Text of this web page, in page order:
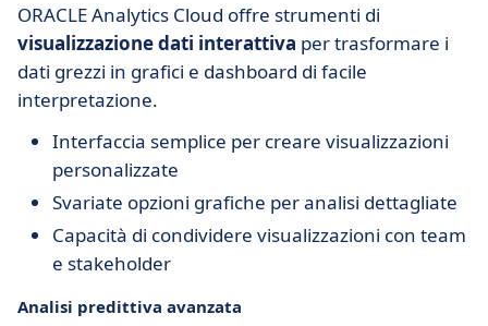
ORACLE Analytics Cloud offre strumenti di
visualizzazione dati interattiva per trasformare i
dati grezzi in grafici e dashboard di facile
interpretazione.
Interfaccia semplice per creare visualizzazioni
personalizzate
Svariate opzioni grafiche per analisi dettagliate
Capacità di condividere visualizzazioni con team
e stakeholder
Analisi predittiva avanzata